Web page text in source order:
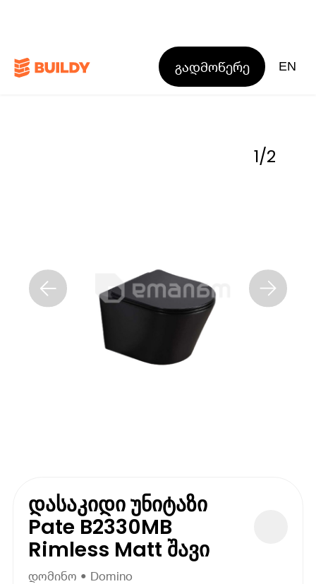
გადმოწერე EN
1/2
დასაკიდი უნიტაზი
Pate B2330MB
Rimless Matt შავი
დომინო • Domino